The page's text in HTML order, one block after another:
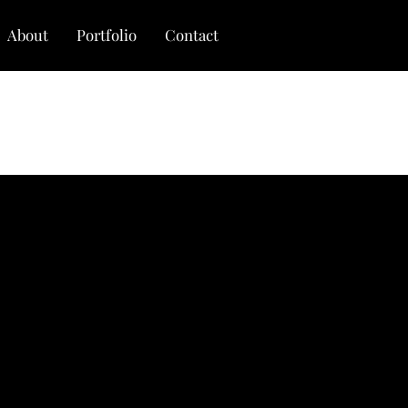
About Portfolio Contact